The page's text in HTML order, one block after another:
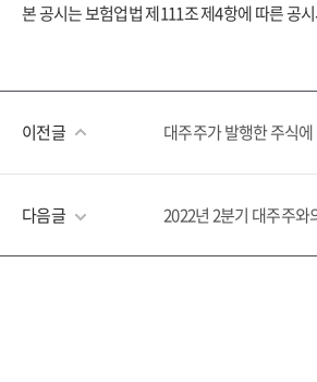
본 공시는 보험업법 제111조 제4항에 따른 공
이전글 대주주가 발행한 주식
다음글 2022년 2분기 대주주와